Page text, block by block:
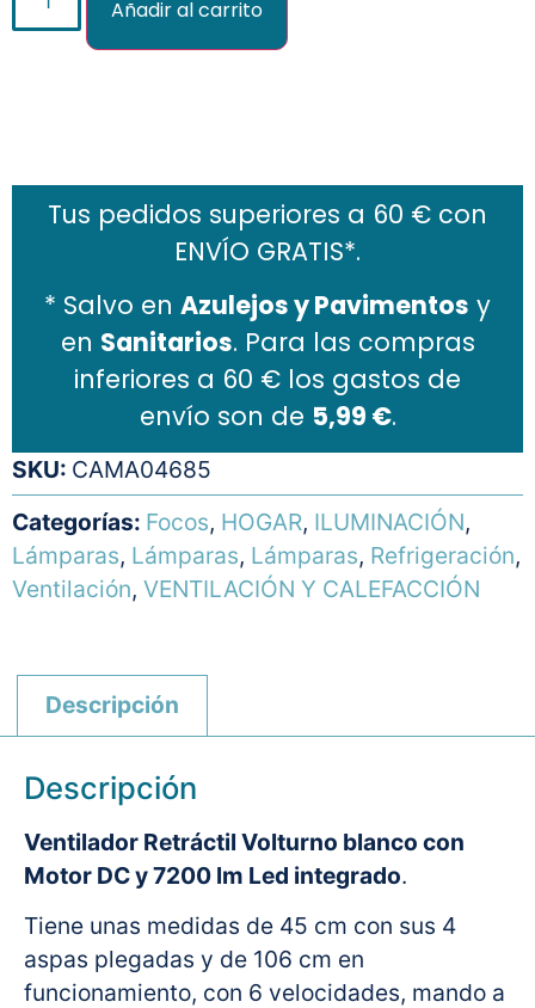
Añadir al carrito
Tus pedidos superiores a 60 € con
ENVÍO GRATIS*.
* Salvo en Azulejos y Pavimentos y
en Sanitarios. Para las compras
inferiores a 60 € los gastos de
envío son de 5,99 €.
SKU: CAMA04685
Categorías: Focos, HOGAR, ILUMINACIÓN,
Lámparas, Lámparas, Lámparas, Refrigeración,
Ventilación, VENTILACIÓN Y CALEFACCIÓN
Descripción
Descripción
Ventilador Retráctil Volturno blanco con
Motor DC y 7200 lm Led integrado.
Tiene unas medidas de 45 cm con sus 4
aspas plegadas y de 106 cm en
funcionamiento, con 6 velocidades, mando a